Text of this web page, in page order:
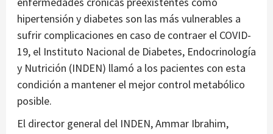
hipertensión y diabetes son las más vulnerables a
sufrir complicaciones en caso de contraer el COVID-
19, el Instituto Nacional de Diabetes, Endocrinología
y Nutrición (INDEN) llamó a los pacientes con esta
condición a mantener el mejor control metabólico
posible.
El director general del INDEN, Ammar Ibrahim,